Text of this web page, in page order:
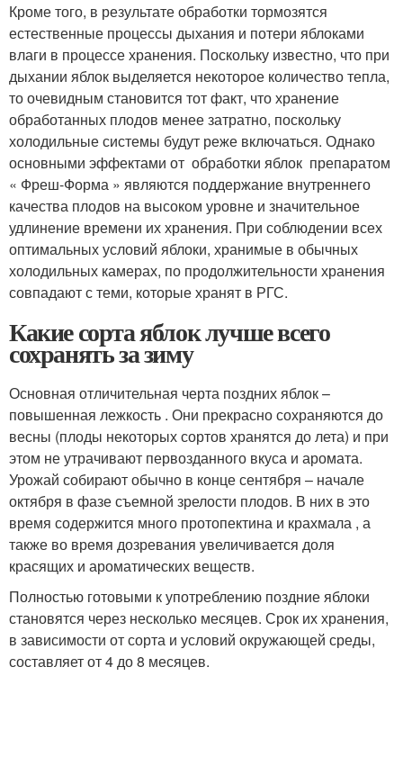
Кроме того, в результате обработки тормозятся
естественные процессы дыхания и потери яблоками
влаги в процессе хранения. Поскольку известно, что при
дыхании яблок выделяется некоторое количество тепла,
то очевидным становится тот факт, что хранение
обработанных плодов менее затратно, поскольку
холодильные системы будут реже включаться. Однако
основными эффектами от обработки яблок препаратом
« Фреш-Форма » являются поддержание внутреннего
качества плодов на высоком уровне и значительное
удлинение времени их хранения. При соблюдении всех
оптимальных условий яблоки, хранимые в обычных
холодильных камерах, по продолжительности хранения
совпадают с теми, которые хранят в РГС.
Какие сорта яблок лучше всего
сохранять за зиму
Основная отличительная черта поздних яблок –
повышенная лежкость . Они прекрасно сохраняются до
весны (плоды некоторых сортов хранятся до лета) и при
этом не утрачивают первозданного вкуса и аромата.
Урожай собирают обычно в конце сентября – начале
октября в фазе съемной зрелости плодов. В них в это
время содержится много протопектина и крахмала , а
также во время дозревания увеличивается доля
красящих и ароматических веществ.
Полностью готовыми к употреблению поздние яблоки
становятся через несколько месяцев. Срок их хранения,
в зависимости от сорта и условий окружающей среды,
составляет от 4 до 8 месяцев.